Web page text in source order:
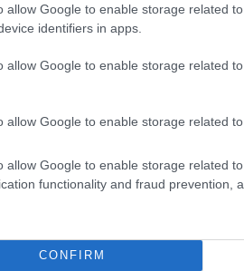
allow Google to enable storage related
identifiers in apps.
allow Google to enable storage related
allow Google to enable storage related
allow Google to enable storage related
functionality and fraud prevention,
CONFIRM
al identificar cuántos
puntos de fuga donde los
Esta información es
para retener a esos usuarios y
a cada fase del embudo es